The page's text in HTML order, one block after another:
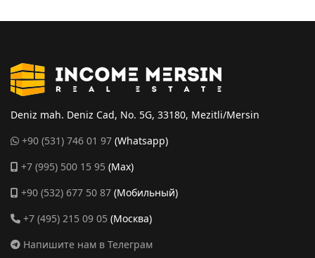
Deniz mah. Deniz Cad, No. 5G, 33180, Mezitli/Mersin
+90 (531) 746 01 97 (Whatsapp)
+7 (995) 500 15 95 (Max)
+90 (532) 677 50 87 (Мобильный)
+7 (495) 215 09 05 (Москва)
Напишите нам в Телеграм